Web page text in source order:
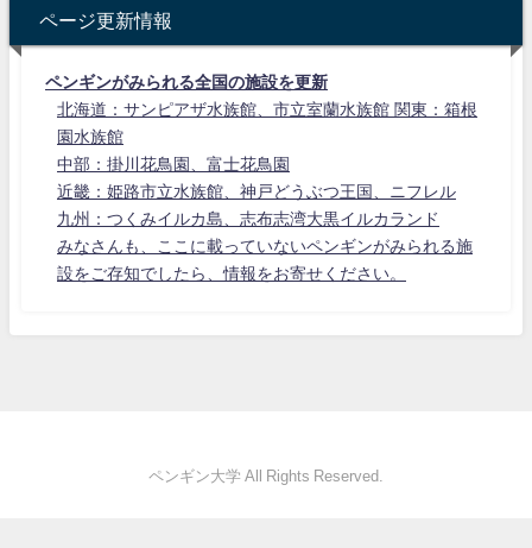
ページ更新情報
ペンギンがみられる全国の施設を更新
北海道：サンピアザ水族館、市立室蘭水族館 関東：箱根
園水族館
中部：掛川花鳥園、富士花鳥園
近畿：姫路市立水族館、神戸どうぶつ王国、ニフレル
九州：つくみイルカ島、志布志湾大黒イルカランド
みなさんも、ここに載っていないペンギンがみられる施
設をご存知でしたら、情報をお寄せください。
ペンギン大学 All Rights Reserved.